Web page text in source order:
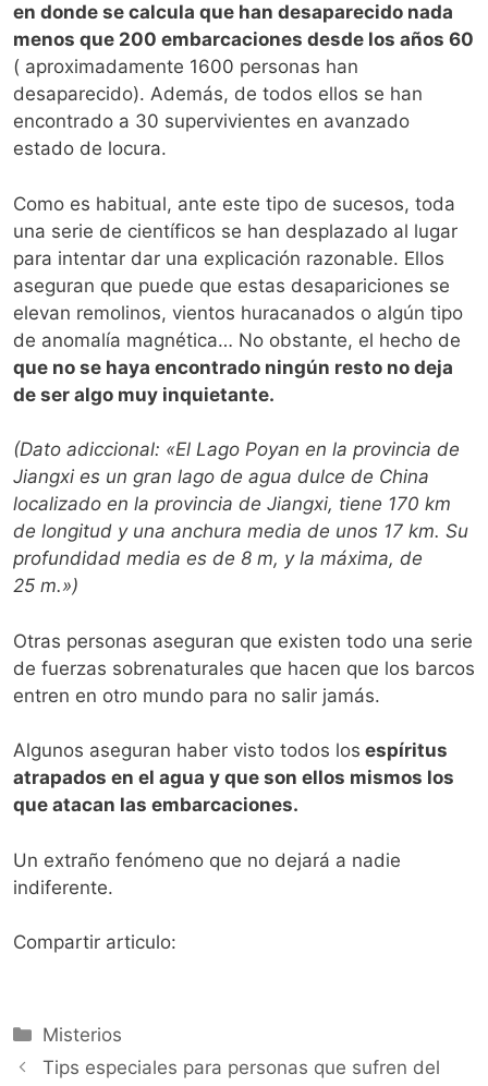
en donde se calcula que han desaparecido nada
menos que 200 embarcaciones desde los años 60
( aproximadamente 1600 personas han
desaparecido). Además, de todos ellos se han
encontrado a 30 supervivientes en avanzado
estado de locura.
Como es habitual, ante este tipo de sucesos, toda
una serie de científicos se han desplazado al lugar
para intentar dar una explicación razonable. Ellos
aseguran que puede que estas desapariciones se
elevan remolinos, vientos huracanados o algún tipo
de anomalía magnética… No obstante, el hecho de
que no se haya encontrado ningún resto no deja
de ser algo muy inquietante.
(Dato adiccional: «El Lago Poyan en la provincia de
Jiangxi es un gran lago de agua dulce de China
localizado en la provincia de Jiangxi, tiene 170 km
de longitud y una anchura media de unos 17 km. Su
profundidad media es de 8 m, y la máxima, de
25 m.»)
Otras personas aseguran que existen todo una serie
de fuerzas sobrenaturales que hacen que los barcos
entren en otro mundo para no salir jamás.
Algunos aseguran haber visto todos los espíritus
atrapados en el agua y que son ellos mismos los
que atacan las embarcaciones.
Un extraño fenómeno que no dejará a nadie
indiferente.
Compartir articulo:
Categorías
Misterios
Tips especiales para personas que sufren del